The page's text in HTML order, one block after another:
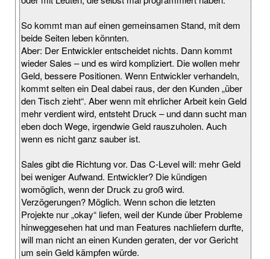
So kommt man auf einen gemeinsamen Stand, mit dem
beide Seiten leben könnten.
Aber: Der Entwickler entscheidet nichts. Dann kommt
wieder Sales – und es wird kompliziert. Die wollen mehr
Geld, bessere Positionen. Wenn Entwickler verhandeln,
kommt selten ein Deal dabei raus, der den Kunden „über
den Tisch zieht“. Aber wenn mit ehrlicher Arbeit kein Geld
mehr verdient wird, entsteht Druck – und dann sucht man
eben doch Wege, irgendwie Geld rauszuholen. Auch
wenn es nicht ganz sauber ist.
Sales gibt die Richtung vor. Das C-Level will: mehr Geld
bei weniger Aufwand. Entwickler? Die kündigen
womöglich, wenn der Druck zu groß wird.
Verzögerungen? Möglich. Wenn schon die letzten
Projekte nur „okay“ liefen, weil der Kunde über Probleme
hinweggesehen hat und man Features nachliefern durfte,
will man nicht an einen Kunden geraten, der vor Gericht
um sein Geld kämpfen würde.